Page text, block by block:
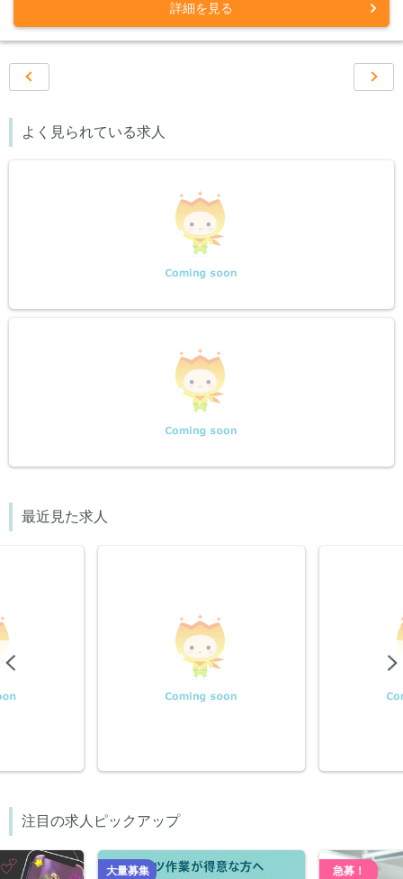
詳細を見る
前ページ 次ペー
よく見られている求人
最近見た求人
注目の求人ピックアップ
大量募集 急募！